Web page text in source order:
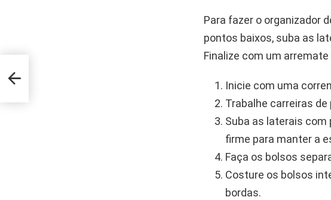
Para fazer o organizador
pontos baixos, suba as
Finalize com um
Inicie com uma
Trabalhe carreiras
Suba as laterais
firme para manter a
Faça os bolsos
Costure os bolsos
bordas.